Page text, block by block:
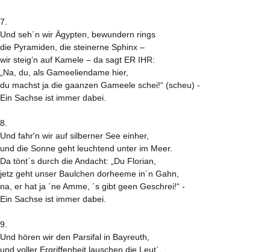
7.
Und seh´n wir Ägypten, bewundern rings
die Pyramiden, die steinerne Sphinx –
wir steig’n auf Kamele – da sagt ER IHR:
„Na, du, als Gameeliendame hier,
du machst ja die gaanzen Gameele schei!“ (scheu) -
Ein Sachse ist immer dabei.
8.
Und fahr'n wir auf silberner See einher,
und die Sonne geht leuchtend unter im Meer.
Da tönt´s durch die Andacht: „Du Florian,
jetz geht unser Baulchen dorheeme in´n Gahn,
na, er hat ja ´ne Amme, ´s gibt geen Geschrei!“ -
Ein Sachse ist immer dabei.
9.
Und hören wir den Parsifal in Bayreuth,
und voller Ergriffenheit lauschen die Leut`.